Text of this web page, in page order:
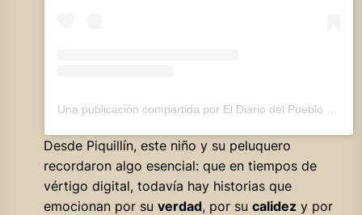
Desde Piquillín, este niño y su peluquero
recordaron algo esencial: que en tiempos de
vértigo digital, todavía hay historias que
emocionan por su verdad, por su calidezy por